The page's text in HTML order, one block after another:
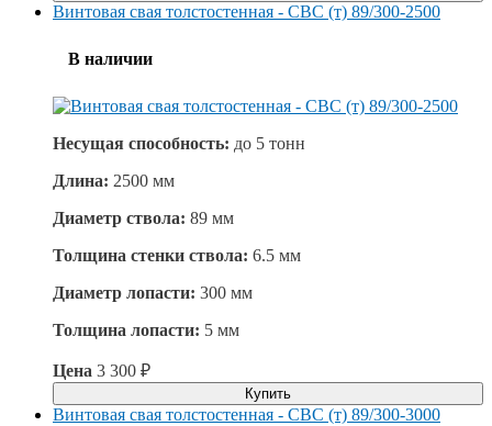
Винтовая свая толстостенная - СВС (т) 89/300-2500
В наличии
Несущая способность: до 5 тонн
Длина: 2500 мм
Диаметр ствола: 89 мм
Толщина стенки ствола: 6.5 мм
Диаметр лопасти: 300 мм
Толщина лопасти: 5 мм
Цена 3 300 ₽
Купить
Винтовая свая толстостенная - СВС (т) 89/300-3000